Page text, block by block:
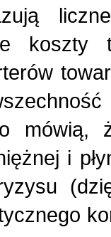
(9)
(2)
Polsce (4)
koszty
i